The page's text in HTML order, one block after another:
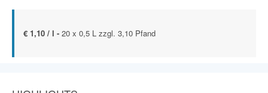
€ 1,10 / l - 20 x 0,5 L zzgl. 3,10 Pfand